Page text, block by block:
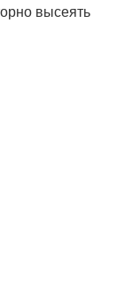
высеять